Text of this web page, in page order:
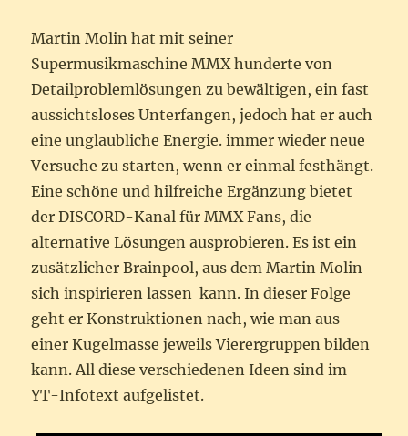
Martin Molin hat mit seiner
Supermusikmaschine MMX hunderte von
Detailproblemlösungen zu bewältigen, ein fast
aussichtsloses Unterfangen, jedoch hat er auch
eine unglaubliche Energie. immer wieder neue
Versuche zu starten, wenn er einmal festhängt.
Eine schöne und hilfreiche Ergänzung bietet
der DISCORD-Kanal für MMX Fans, die
alternative Lösungen ausprobieren. Es ist ein
zusätzlicher Brainpool, aus dem Martin Molin
sich inspirieren lassen kann. In dieser Folge
geht er Konstruktionen nach, wie man aus
einer Kugelmasse jeweils Vierergruppen bilden
kann. All diese verschiedenen Ideen sind im
YT-Infotext aufgelistet.